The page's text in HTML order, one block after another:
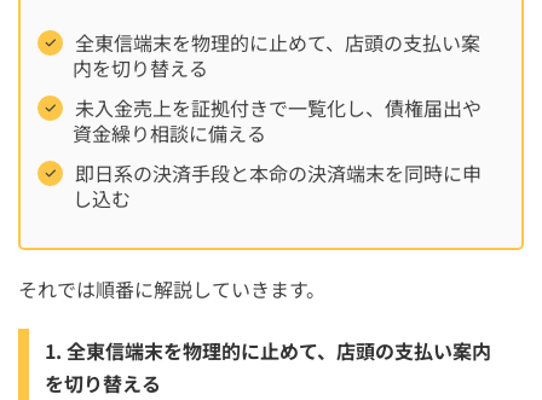
全東信端末を物理的に止めて、店頭の支払い案
内を切り替える
未入金売上を証拠付きで一覧化し、債権届出や
資金繰り相談に備える
即日系の決済手段と本命の決済端末を同時に申
し込む
それでは順番に解説していきます。
1. 全東信端末を物理的に止めて、店頭の支払い案内
を切り替える